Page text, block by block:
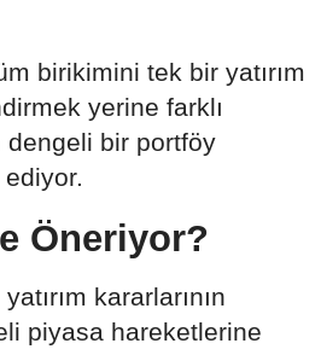
birikimini tek bir yatırım
yerine farklı
bir portföy
Öneriyor?
kararlarının
piyasa hareketlerine